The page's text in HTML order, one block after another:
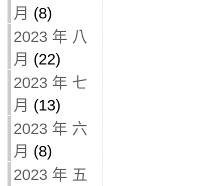
月 (8)
2023 年 八
月 (22)
2023 年 七
月 (13)
2023 年 六
月 (8)
2023 年 五